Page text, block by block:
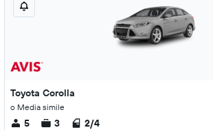
Toyota Corolla
o Media simile
5 3 2/4